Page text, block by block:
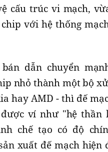
cấu trúc vi mạch,
với hệ thống
dẫn chuyển
nhỏ thành một bộ
hay AMD - thì đế
ví như "hệ thần
chế tạo có độ
xuất đế mạch hiện